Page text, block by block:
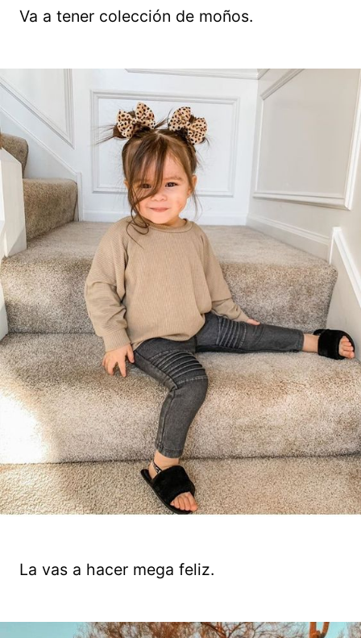
Va a tener colección de moños.
La vas a hacer mega feliz.